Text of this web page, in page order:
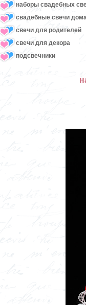
наборы свадебных
свадебные свечи
свечи для родителей
свечи для декора
подсвечники